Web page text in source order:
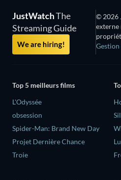
JustWatchThe
Streaming Guide
We are hiring!
© 2026
externe
Gestion
Top 5 meilleurs films
L'Odyssée
obsession
Spider-Man: Brand New Day
Projet Dernière Chance
Troie